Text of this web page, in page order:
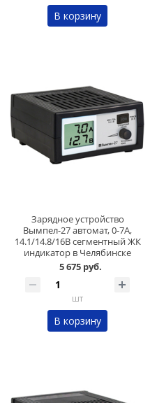
В корзину
Зарядное устройство
Вымпел-27 автомат, 0-7А,
14.1/14.8/16В сегментный ЖК
индикатор в Челябинске
5 675 руб.
шт
В корзину